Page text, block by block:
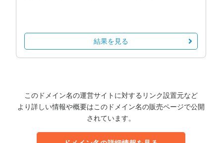
結果を見る
このドメイン名の運営サイトに対するリンク設置元など
より詳しい情報や概要はこのドメイン名の販売ページで公開
されています。